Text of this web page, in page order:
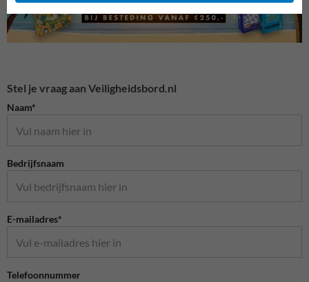
Stel je vraag aan Veiligheidsbord.nl
Naam*
Bedrijfsnaam
E-mailadres*
Telefoonnummer